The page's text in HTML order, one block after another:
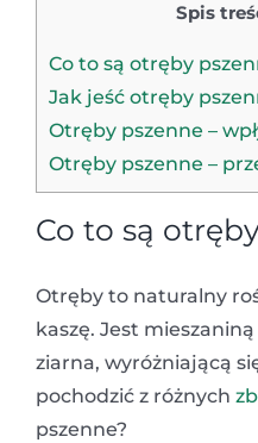
Spis
Co to są otręby
Jak jeść otręby
Otręby pszenne –
Otręby pszenne –
Co to są
Otręby to naturalny
kaszę. Jest
ziarna, wyróżniającą
pochodzić z różnych
pszenne?